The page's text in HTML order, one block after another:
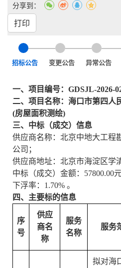
分享到：
打印
招标公告 变更公告 异常公告
一、项目编号： GDSJL-2026-
二、项目名称： 海口市第四人
(房屋面积测绘)
三、中标（成交）信息
供应商名称： 北京中地大工程
公司；
供应商地址：北京市海淀区学
中标（成交）金额： 57800.00
下浮率： 1.70% 。
四、主要标的信息
序
号
供应
商名
称
服务
名称
服务
拟对海